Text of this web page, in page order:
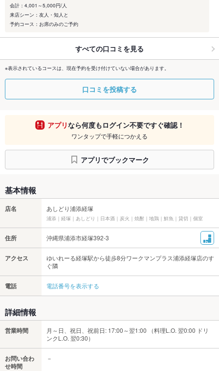
会計：4,001～5,000円/人
来店シーン：友人・知人と
予約コース：お席のみのご予約
すべての口コミを見る
※表示されているコースは、現在予約を受け付けていない場合があります。
口コミを投稿する
アプリなら何度もログイン不要ですぐ確認！
ワンタップで手軽につかえる
アプリでブックマーク
基本情報
店名 あしどり浦添経塚
浦添｜経塚｜あしどり｜日本酒｜炭火｜焼酎｜地鶏｜鮮魚｜貸切｜個室
住所 沖縄県浦添市経塚392-3
アクセス
ゆいれーる経塚駅から徒歩8分ワークマンプラス浦添経塚店のす
ぐ隣
電話 電話番号を表示する
詳細情報
営業時間
月～日、祝日、祝前日: 17:00～翌1:00 （料理L.O. 翌0:00 ドリ
ンクL.O. 翌0:30）
お問い合わ
せ時間
－